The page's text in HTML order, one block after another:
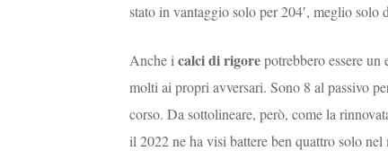
stato in vantaggio solo per 204′, meglio solo
Anche i calci di rigorepotrebbero essere
molti ai propri avversari. Sono 8 al passivo
corso. Da sottolineare, però, come la
il 2022 ne ha visi battere ben quattro solo